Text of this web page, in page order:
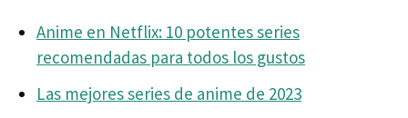
Anime en Netflix: 10 potentes series
recomendadas para todos los gustos
Las mejores series de anime de 2023